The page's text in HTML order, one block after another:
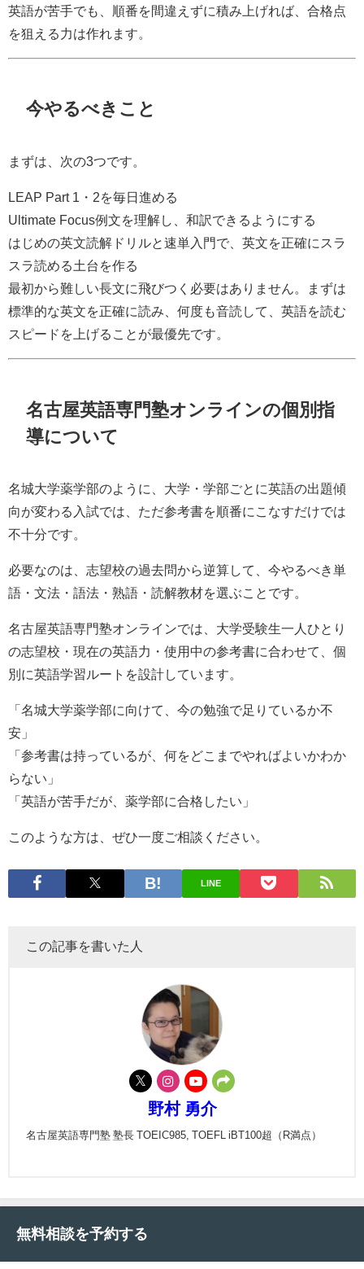
英語が苦手でも、順番を間違えずに積み上げれば、合格点
を狙える力は作れます。
今やるべきこと
まずは、次の3つです。
LEAP Part 1・2を毎日進める
Ultimate Focus例文を理解し、和訳できるようにする
はじめの英文読解ドリルと速単入門で、英文を正確にスラ
スラ読める土台を作る
最初から難しい長文に飛びつく必要はありません。まずは
標準的な英文を正確に読み、何度も音読して、英語を読む
スピードを上げることが最優先です。
名古屋英語専門塾オンラインの個別指
導について
名城大学薬学部のように、大学・学部ごとに英語の出題傾
向が変わる入試では、ただ参考書を順番にこなすだけでは
不十分です。
必要なのは、志望校の過去問から逆算して、今やるべき単
語・文法・語法・熟語・読解教材を選ぶことです。
名古屋英語専門塾オンラインでは、大学受験生一人ひとり
の志望校・現在の英語力・使用中の参考書に合わせて、個
別に英語学習ルートを設計しています。
「名城大学薬学部に向けて、今の勉強で足りているか不
安」
「参考書は持っているが、何をどこまでやればよいかわか
らない」
「英語が苦手だが、薬学部に合格したい」
このような方は、ぜひ一度ご相談ください。
LINE
この記事を書いた人
野村 勇介
名古屋英語専門塾 塾長 TOEIC985, TOEFL iBT100超（R満点）
無料相談を予約する